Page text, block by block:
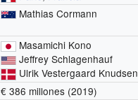
Mathias Cormann
Masamichi Kono
Jeffrey Schlagenhauf
Ulrik Vestergaard Knudsen
€ 386 millones (2019)